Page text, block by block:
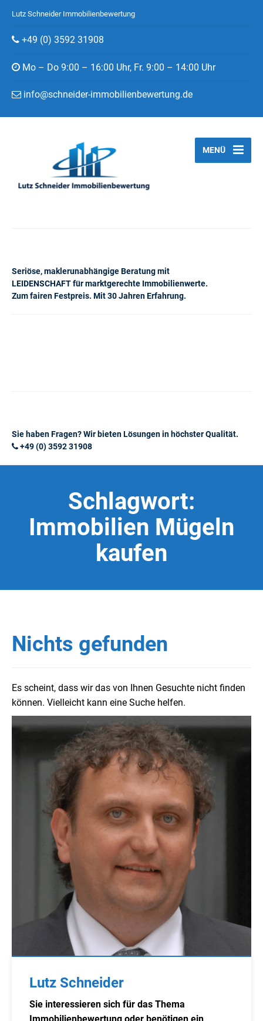
Lutz Schneider Immobilienbewertung
+49 (0) 3592 31908
Mo – Do 9:00 – 16:00 Uhr, Fr. 9:00 – 14:00 Uhr
info@schneider-immobilienbewertung.de
Seriöse, maklerunabhängige Beratung mit
LEIDENSCHAFT für marktgerechte Immobilienwerte.
Zum fairen Festpreis. Mit 30 Jahren Erfahrung.
MENÜ
Sie haben Fragen? Wir bieten Lösungen in höchster Qualität.
+49 (0) 3592 31908
Schlagwort:
Immobilien Mügeln
kaufen
Nichts gefunden
Es scheint, dass wir das von Ihnen Gesuchte nicht finden
können. Vielleicht kann eine Suche helfen.
Lutz Schneider
Sie interessieren sich für das Thema